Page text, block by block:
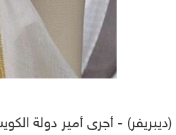
- أجرى أمير دولة الكويت، الشيخ صباح الأحمد